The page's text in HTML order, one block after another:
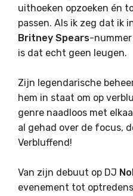
uithoeken opzoeken én
passen. Als ik zeg dat ik
Britney Spears-
is dat echt geen leugen.
Zijn legendarische
hem in staat om op
genre naadloos met
al gehad over de focus,
Verbluffend!
Van zijn debuut op DJ
evenement tot optredens